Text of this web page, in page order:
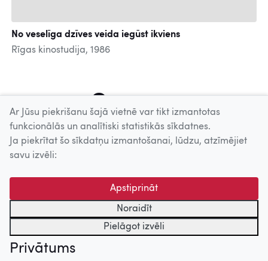
No veselīga dzīves veida iegūst ikviens
Rīgas kinostudija, 1986
Uz augšu
© 2026 Nacionālais Kino centrs, Kultūras informācijas sistēmu
centrs. Sadarbības partneris: Latvijas Valsts
kinofotofonodokumentu arhīvs.
Ar Jūsu piekrišanu šajā vietnē var tikt izmantotas
funkcionālās un analītiski statistikās sīkdatnes.
Ja piekrītat šo sīkdatņu izmantošanai, lūdzu, atzīmējiet
savu izvēli:
Apstiprināt
Noraidīt
Pielāgot izvēli
Privātums